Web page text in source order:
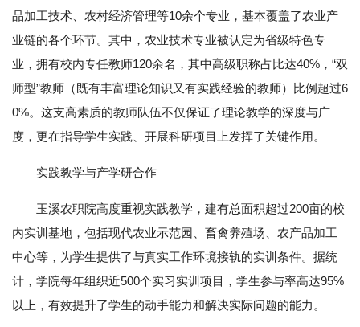
品加工技术、农村经济管理等10余个专业，基本覆盖了农业产
业链的各个环节。其中，农业技术专业被认定为省级特色专
业，拥有校内专任教师120余名，其中高级职称占比达40%，“双
师型”教师（既有丰富理论知识又有实践经验的教师）比例超过6
0%。这支高素质的教师队伍不仅保证了理论教学的深度与广
度，更在指导学生实践、开展科研项目上发挥了关键作用。
实践教学与产学研合作
玉溪农职院高度重视实践教学，建有总面积超过200亩的校
内实训基地，包括现代农业示范园、畜禽养殖场、农产品加工
中心等，为学生提供了与真实工作环境接轨的实训条件。据统
计，学院每年组织近500个实习实训项目，学生参与率高达95%
以上，有效提升了学生的动手能力和解决实际问题的能力。